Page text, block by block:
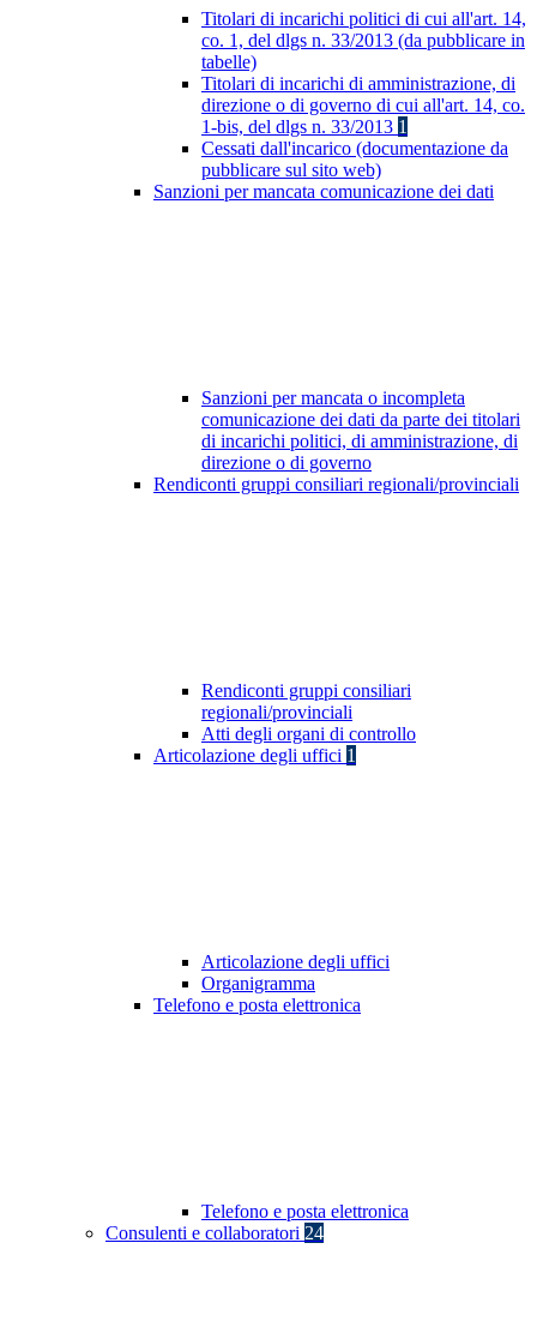
Titolari di incarichi politici di cui all'art. 14,
co. 1, del dlgs n. 33/2013 (da pubblicare in
tabelle)
Titolari di incarichi di amministrazione, di
direzione o di governo di cui all'art. 14, co.
1-bis, del dlgs n. 33/2013 1
Cessati dall'incarico (documentazione da
pubblicare sul sito web)
Sanzioni per mancata comunicazione dei dati
Sanzioni per mancata o incompleta
comunicazione dei dati da parte dei titolari
di incarichi politici, di amministrazione, di
direzione o di governo
Rendiconti gruppi consiliari regionali/provinciali
Rendiconti gruppi consiliari
regionali/provinciali
Atti degli organi di controllo
Articolazione degli uffici 1
Articolazione degli uffici
Organigramma
Telefono e posta elettronica
Telefono e posta elettronica
Consulenti e collaboratori 24